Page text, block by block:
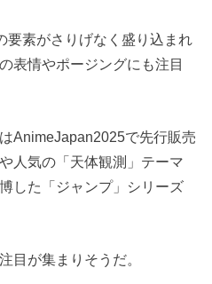
要素がさりげなく盛り込まれ
表情やポージングにも注目
AnimeJapan2025で先行販売
人気の「天体観測」テーマ
した「ジャンプ」シリーズ
目が集まりそうだ。